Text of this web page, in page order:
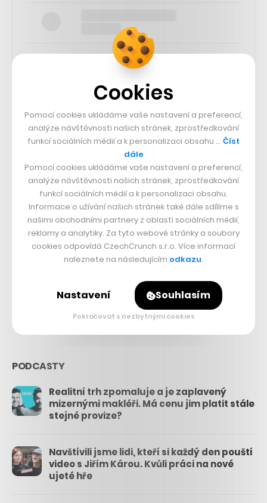
73k
25k
65k
56.4k
PODCASTY
Realitní trh zpomaluje a je zaplavený
mizernými makléři. Má cenu jim platit stále
stejné provize?
Navštívili jsme lidi, kteří si každý den pouští
video s Jiřím Károu. Kvůli práci na nové
ujeté hře
Cookies
Pomocí cookies ukládáme vaše nastavení a preferencí,
analýze návštěvnosti našich stránek, zprostředkování
funkcí sociálních médií a k personalizaci obsahu … Číst
dále
Pomocí cookies ukládáme vaše nastavení a preferencí,
analýze návštěvnosti našich stránek, zprostředkování
funkcí sociálních médií a k personalizaci obsahu.
Informace o užívání našich stránek také dále sdílíme s
našimi obchodními partnery z oblasti sociálních médií,
reklamy a analytiky. Za tyto webové stránky a soubory
cookies odpovídá CzechCrunch s.r.o. Více informací
naleznete na následujícím odkazu.
Nastavení Souhlasím
Pokračovat s nezbytnými cookies